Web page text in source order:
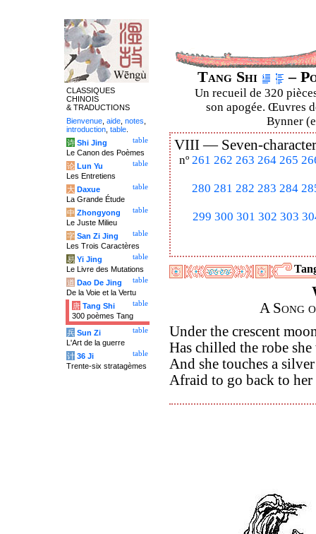
Tang Shi –
Un recueil de 320
son apogée. Œuvres
Bynner
VIII — Seven-
nº 261 262 263 264 265
280 281 282 283 284
299 300 301 302 303
A Song
Under the crescent
Has chilled the robe
And she touches a
Afraid to go back to
CLASSIQUES
CHINOIS
& TRADUCTIONS
Bienvenue aide notes
introduction table
table
诗 Shi Jing
Le Canon des Poèmes
table
论 Lun Yu
Les Entretiens
table
大 Daxue
La Grande Étude
table
中 Zhongyong
Le Juste Milieu
table
字 San Zi Jing
Les Trois Caractères
table
易 Yi Jing
Le Livre des Mutations
table
道 Dao De Jing
De la Voie et la Vertu
table
唐 Tang Shi
300 poèmes Tang
table
兵 Sun Zi
L'Art de la guerre
table
计 36 Ji
Trente-six stratagèmes